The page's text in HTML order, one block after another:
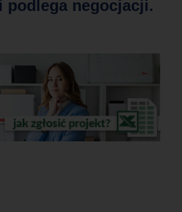
podlega negocjacji.